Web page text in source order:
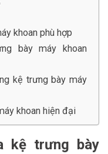
khoan phù hợp
bày máy khoan
kệ trưng bày máy
khoan hiện đại
kệ trưng bày